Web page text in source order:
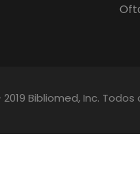
Bibliomed, Inc.